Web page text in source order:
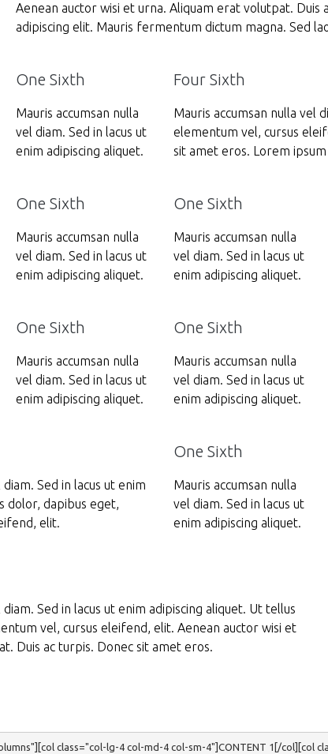
Aenean auctor wisi et urna. Aliquam erat volutpat.
adipiscing elit. Mauris fermentum dictum magna. Sed
One Sixth
Mauris accumsan nulla
vel diam. Sed in lacus ut
enim adipiscing aliquet.
Four Sixth
Mauris accumsan nulla vel
elementum vel, cursus
sit amet eros. Lorem
One Sixth
Mauris accumsan nulla
vel diam. Sed in lacus ut
enim adipiscing aliquet.
One Sixth
Mauris accumsan nulla
vel diam. Sed in lacus ut
enim adipiscing aliquet.
One Sixth
Mauris accumsan nulla
vel diam. Sed in lacus ut
enim adipiscing aliquet.
One Sixth
Mauris accumsan nulla
vel diam. Sed in lacus ut
enim adipiscing aliquet.
Sed in lacus ut enim
dolor, dapibus eget,
elit.
One Sixth
Mauris accumsan nulla
vel diam. Sed in lacus ut
enim adipiscing aliquet.
Sed in lacus ut enim adipiscing aliquet. Ut tellus
vel, cursus eleifend, elit. Aenean auctor wisi et
Duis ac turpis. Donec sit amet eros.
class="col-lg-4 col-md-4 col-sm-4"]CONTENT 1[/col][col